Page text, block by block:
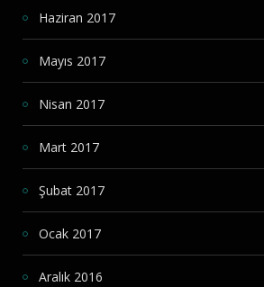
Haziran 2017
Mayıs 2017
Nisan 2017
Mart 2017
Şubat 2017
Ocak 2017
Aralık 2016